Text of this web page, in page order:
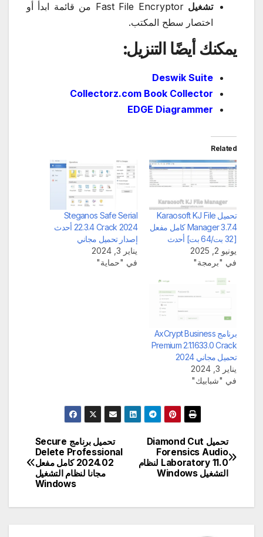
تشغيل
Fast File Encryptor من قائمة ابدأ أو
اختصار سطح المكتب.
يمكنك أيضًا التنزيل:
Deswik Suite
Collectorz.com Book Collector
EDGE Diagrammer
Related
تحميل Karaosoft KJ File
Manager 3.7.4 كامل مفعل
[32 بت/64 بت] أحدث
يونيو 2, 2025
في "برمجة"
Steganos Safe Serial
22.3.4 Crack 2024 أحدث
إصدار تحميل مجاني
يناير 3, 2024
في "حماية"
برنامج AxCrypt Business
Premium 2.1.1633.0 Crack
تحميل مجاني 2024
يناير 3, 2024
في "شبابيك"
تصفّح
المقالات
تحميل برنامج Secure
Delete Professional
2024.02 كامل مفعل
مجانا لنظام التشغيل
Windows
تحميل Diamond Cut
Forensics Audio
Laboratory 11.0 لنظام
التشغيل Windows